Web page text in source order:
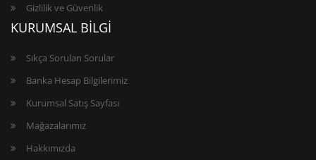
Gizlilik ve Güvenlik
KURUMSAL BİLGİ
Sıkça Sorulan Sorular
Banka Hesap Bilgilerimiz
Kurumsal Satış Sayfası
Mağazalarımız
Hakkımızda